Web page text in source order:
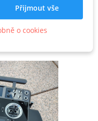
CART
Přijmout vše
o cookies